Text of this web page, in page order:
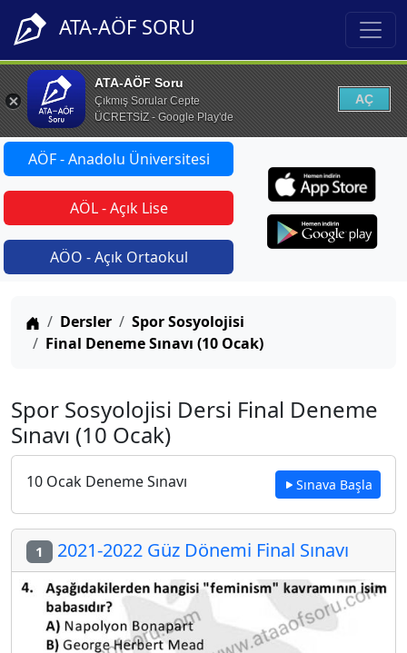
ATA-AÖF SORU
ATA-AÖF Soru
Çıkmış Sorular Cepte
ÜCRETSİZ - Google Play'de
AÇ
AÖF - Anadolu Üniversitesi
AÖL - Açık Lise
AÖO - Açık Ortaokul
Anasayfa
Dersler
Spor Sosyolojisi
Final Deneme Sınavı (10 Ocak)
Spor Sosyolojisi Dersi Final Deneme
Sınavı (10 Ocak)
10 Ocak Deneme Sınavı Sınava Başla
1 2021-2022 Güz Dönemi Final Sınavı